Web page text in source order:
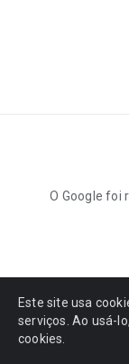
O Google foi
Este site usa
serviços. Ao usá-
cookies.